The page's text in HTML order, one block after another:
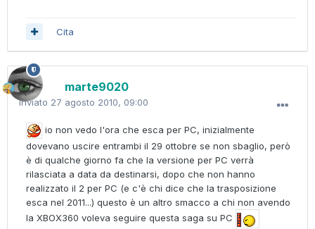
Cita
marte9020
Inviato 27 agosto 2010, 09:00
io non vedo l'ora che esca per PC, inizialmente
dovevano uscire entrambi il 29 ottobre se non sbaglio, però
è di qualche giorno fa che la versione per PC verrà
rilasciata a data da destinarsi, dopo che non hanno
realizzato il 2 per PC (e c'è chi dice che la trasposizione
esca nel 2011...) questo è un altro smacco a chi non avendo
la XBOX360 voleva seguire questa saga su PC